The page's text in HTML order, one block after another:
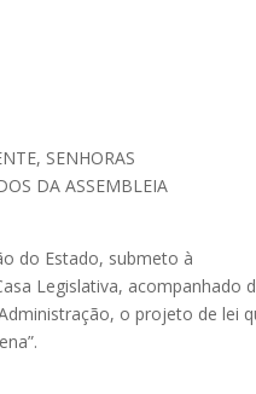
SENHORAS
DA ASSEMBLEIA
do Estado, submeto à
Legislativa, acompanhado
o projeto de lei